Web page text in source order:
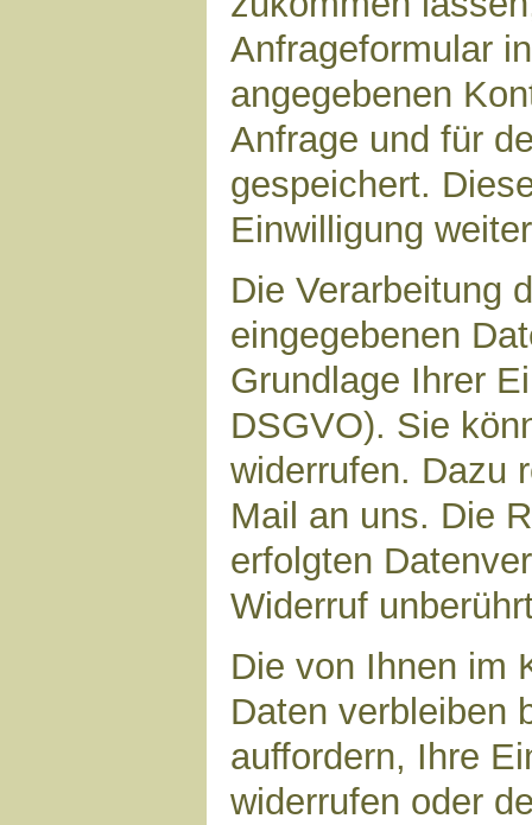
Anfrageformular
angegebenen
Anfrage und für
gespeichert.
Einwilligung
Die Verarbeitung
eingegebenen
Grundlage Ihrer
DSGVO). Sie
widerrufen. Dazu
Mail an uns. Die
erfolgten
Widerruf
Die von Ihnen im
Daten verbleiben
auffordern, Ihre
widerrufen oder